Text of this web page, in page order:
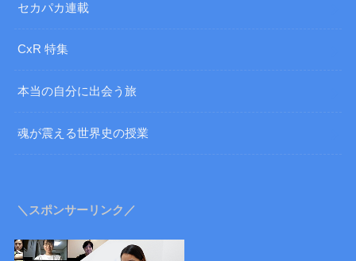
セカパカ連載
CxR 特集
本当の自分に出会う旅
魂が震える世界史の授業
＼スポンサーリンク／